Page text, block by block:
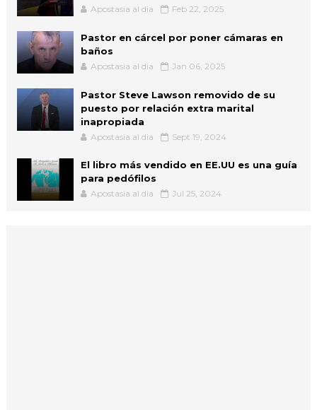
Apostasia al dia Feb 22, 2025
Pastor en cárcel por poner cámaras en
baños
Apostasia al dia Jan 06, 2025
Pastor Steve Lawson removido de su
puesto por relación extra marital
inapropiada
Apostasia al dia Sept 19, 2024
El libro más vendido en EE.UU es una guía
para pedófilos
Apostasia al dia Jul 25, 2024